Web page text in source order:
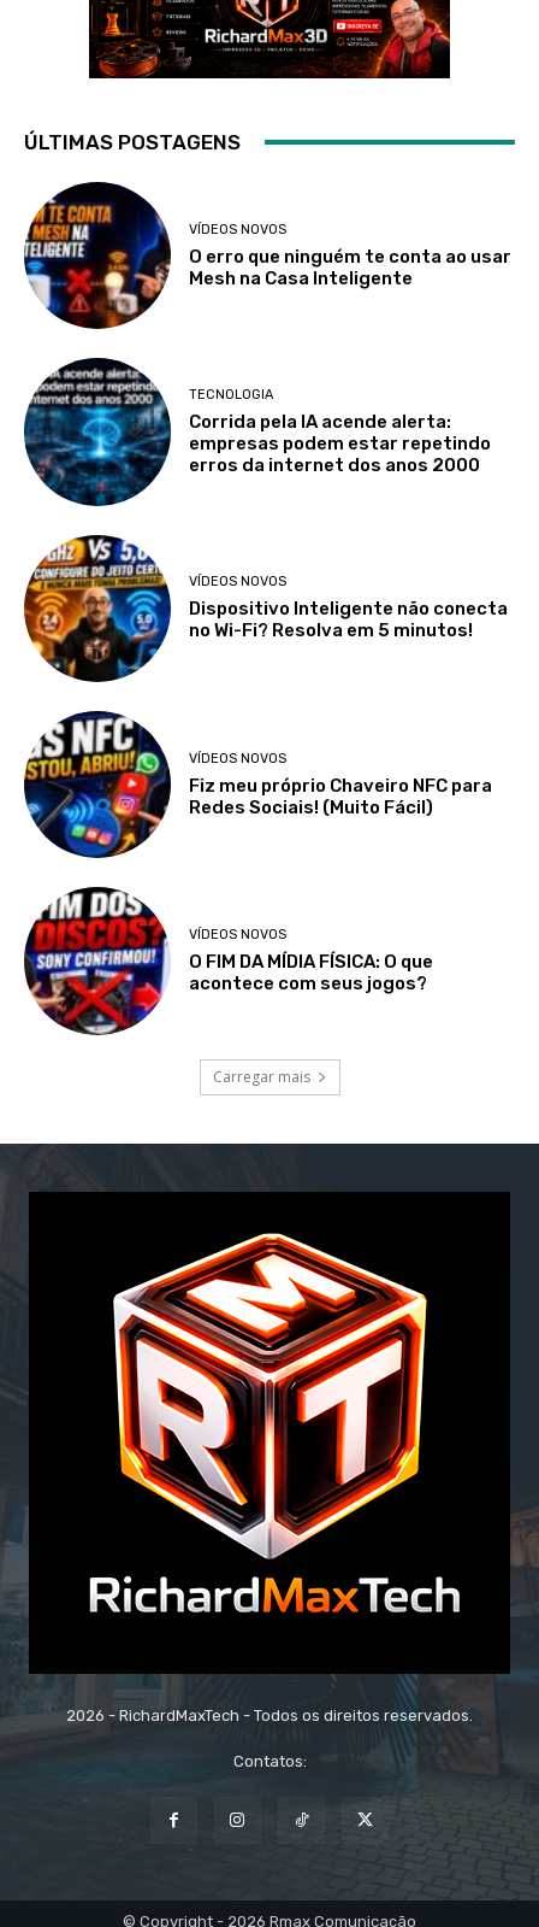
ÚLTIMAS POSTAGENS
VÍDEOS NOVOS
O erro que ninguém te conta ao usar
Mesh na Casa Inteligente
TECNOLOGIA
Corrida pela IA acende alerta:
empresas podem estar repetindo
erros da internet dos anos 2000
VÍDEOS NOVOS
Dispositivo Inteligente não conecta
no Wi-Fi? Resolva em 5 minutos!
VÍDEOS NOVOS
Fiz meu próprio Chaveiro NFC para
Redes Sociais! (Muito Fácil)
VÍDEOS NOVOS
O FIM DA MÍDIA FÍSICA: O que
acontece com seus jogos?
Carregar mais
2026 - RichardMaxTech - Todos os direitos reservados.
Contatos:
© Copyright - 2026 Rmax Comunicação